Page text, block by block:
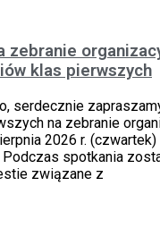
zebranie
klas pierwszych
serdecznie
na zebranie
2026 r.
Podczas spotkania
związane z